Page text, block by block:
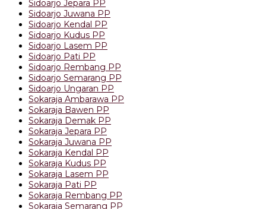
Sidoarjo Jepara PP
Sidoarjo Juwana PP
Sidoarjo Kendal PP
Sidoarjo Kudus PP
Sidoarjo Lasem PP
Sidoarjo Pati PP
Sidoarjo Rembang PP
Sidoarjo Semarang PP
Sidoarjo Ungaran PP
Sokaraja Ambarawa PP
Sokaraja Bawen PP
Sokaraja Demak PP
Sokaraja Jepara PP
Sokaraja Juwana PP
Sokaraja Kendal PP
Sokaraja Kudus PP
Sokaraja Lasem PP
Sokaraja Pati PP
Sokaraja Rembang PP
Sokaraja Semarang PP